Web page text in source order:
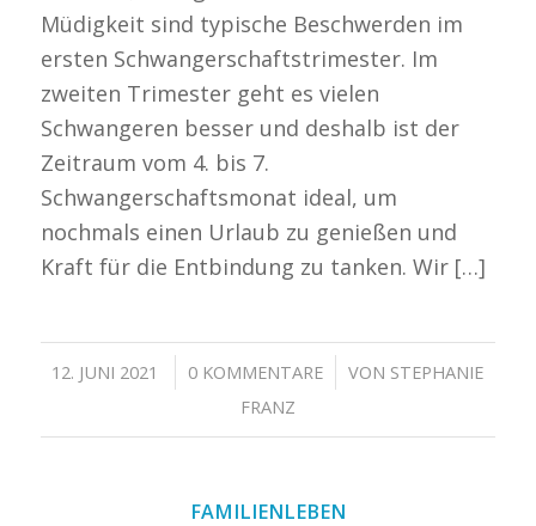
Müdigkeit sind typische Beschwerden im
ersten Schwangerschaftstrimester. Im
zweiten Trimester geht es vielen
Schwangeren besser und deshalb ist der
Zeitraum vom 4. bis 7.
Schwangerschaftsmonat ideal, um
nochmals einen Urlaub zu genießen und
Kraft für die Entbindung zu tanken. Wir […]
12. JUNI 2021
/ 0 KOMMENTARE
/ VON STEPHANIE
FRANZ
FAMILIENLEBEN